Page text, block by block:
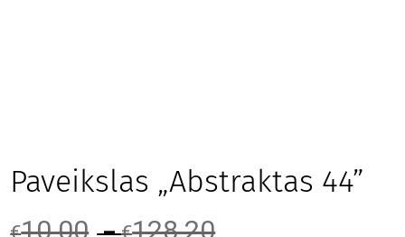
Paveikslas „Abstraktas 44”
10.00 128.20